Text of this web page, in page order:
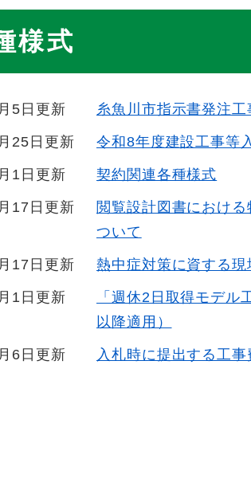
様式
5日更新 糸魚川市指示書発注
25日更新 令和8年度建設工事等
1日更新 契約関連各種様式
17日更新
閲覧設計図書におけ
ついて
17日更新 熱中症対策に資する
1日更新
「週休2日取得モデル
以降適用）
6日更新 入札時に提出する工